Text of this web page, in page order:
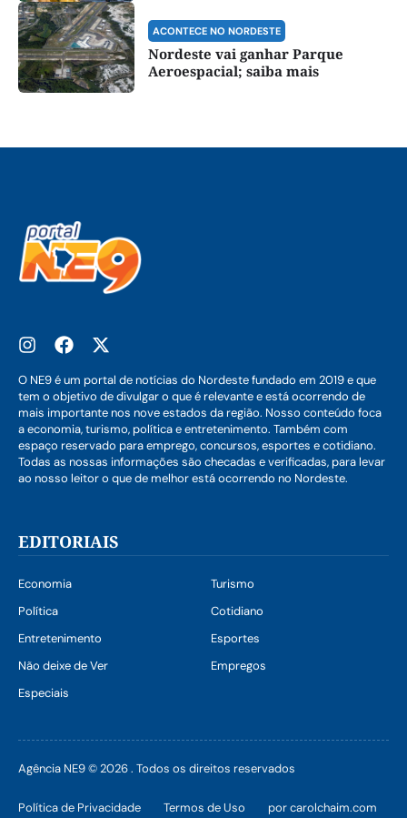
ACONTECE NO NORDESTE
Nordeste vai ganhar Parque
Aeroespacial; saiba mais
O NE9 é um portal de notícias do Nordeste fundado em 2019 e que
tem o objetivo de divulgar o que é relevante e está ocorrendo de
mais importante nos nove estados da região. Nosso conteúdo foca
a economia, turismo, política e entretenimento. Também com
espaço reservado para emprego, concursos, esportes e cotidiano.
Todas as nossas informações são checadas e verificadas, para levar
ao nosso leitor o que de melhor está ocorrendo no Nordeste.
EDITORIAIS
Economia
Turismo
Política
Cotidiano
Entretenimento
Esportes
Não deixe de Ver
Empregos
Especiais
Agência NE9 © 2026 . Todos os direitos reservados
Política de Privacidade Termos de Uso por carolchaim.com